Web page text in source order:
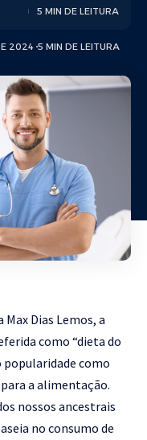
2024 5 MIN DE LEITURA
5 MIN DE LEITURA
Dias Lemos, a
como “dieta do
popularidade como
a alimentação.
nossos ancestrais
no consumo de